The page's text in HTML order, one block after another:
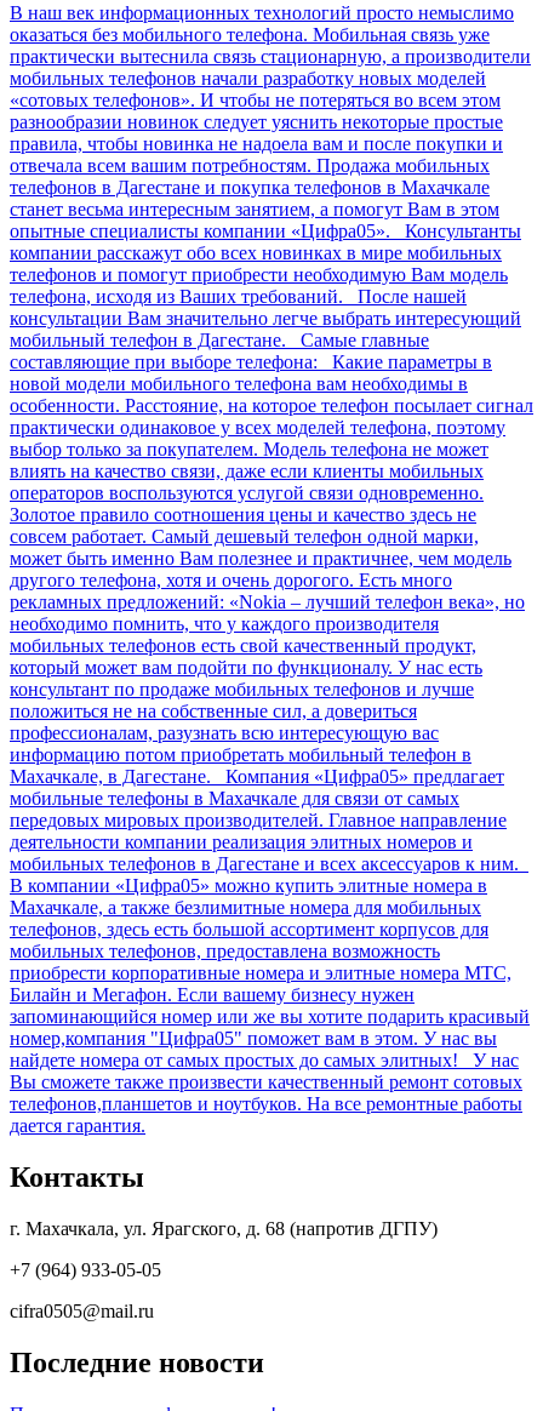
В наш век информационных технологий просто немыслимо
оказаться без мобильного телефона. Мобильная связь уже
практически вытеснила связь стационарную, а производители
мобильных телефонов начали разработку новых моделей
«сотовых телефонов». И чтобы не потеряться во всем этом
разнообразии новинок следует уяснить некоторые простые
правила, чтобы новинка не надоела вам и после покупки и
отвечала всем вашим потребностям. Продажа мобильных
телефонов в Дагестане и покупка телефонов в Махачкале
станет весьма интересным занятием, а помогут Вам в этом
опытные специалисты компании «Цифра05». Консультанты
компании расскажут обо всех новинках в мире мобильных
телефонов и помогут приобрести необходимую Вам модель
телефона, исходя из Ваших требований. После нашей
консультации Вам значительно легче выбрать интересующий
мобильный телефон в Дагестане. Самые главные
составляющие при выборе телефона: Какие параметры в
новой модели мобильного телефона вам необходимы в
особенности. Расстояние, на которое телефон посылает сигнал
практически одинаковое у всех моделей телефона, поэтому
выбор только за покупателем. Модель телефона не может
влиять на качество связи, даже если клиенты мобильных
операторов воспользуются услугой связи одновременно.
Золотое правило соотношения цены и качество здесь не
совсем работает. Самый дешевый телефон одной марки,
может быть именно Вам полезнее и практичнее, чем модель
другого телефона, хотя и очень дорогого. Есть много
рекламных предложений: «Nokia – лучший телефон века», но
необходимо помнить, что у каждого производителя
мобильных телефонов есть свой качественный продукт,
который может вам подойти по функционалу. У нас есть
консультант по продаже мобильных телефонов и лучше
положиться не на собственные сил, а довериться
профессионалам, разузнать всю интересующую вас
информацию потом приобретать мобильный телефон в
Махачкале, в Дагестане. Компания «Цифра05» предлагает
мобильные телефоны в Махачкале для связи от самых
передовых мировых производителей. Главное направление
деятельности компании реализация элитных номеров и
мобильных телефонов в Дагестане и всех аксессуаров к ним.
В компании «Цифра05» можно купить элитные номера в
Махачкале, а также безлимитные номера для мобильных
телефонов, здесь есть большой ассортимент корпусов для
мобильных телефонов, предоставлена возможность
приобрести корпоративные номера и элитные номера МТС,
Билайн и Мегафон. Если вашему бизнесу нужен
запоминающийся номер или же вы хотите подарить красивый
номер,компания "Цифра05" поможет вам в этом. У нас вы
найдете номера от самых простых до самых элитных! У нас
Вы сможете также произвести качественный ремонт сотовых
телефонов,планшетов и ноутбуков. На все ремонтные работы
дается гарантия.
Контакты
г. Махачкала, ул. Ярагского, д. 68 (напротив ДГПУ)
+7 (964) 933-05-05
cifra0505@mail.ru
Последние новости